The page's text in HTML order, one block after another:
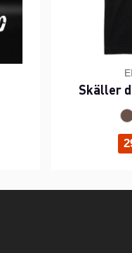
Skäller